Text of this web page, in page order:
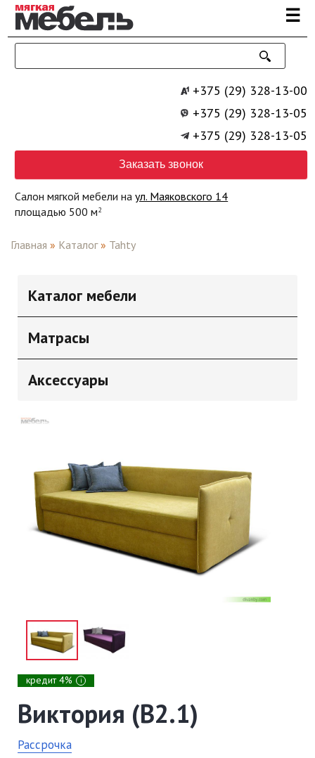
Перейти к основному содержанию ☰
+375 (29) 328-13-00
+375 (29) 328-13-05
+375 (29) 328-13-05
Заказать звонок
Салон мягкой мебели наул. Маяковского 14
площадью 500 м2
Главная » Каталог » Tahty
Каталог мебели
Матрасы
Аксессуары
кредит 4% i
Виктория (В2.1)
Рассрочка